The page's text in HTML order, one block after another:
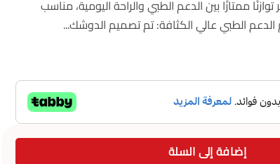
يوفر توازنًا ممتازًا بين الدعم الطبي والراحة اليومية، مناسب
الطبي عالي الكثافة: تم تصميم الدوشك...
إضافة إلى السلة